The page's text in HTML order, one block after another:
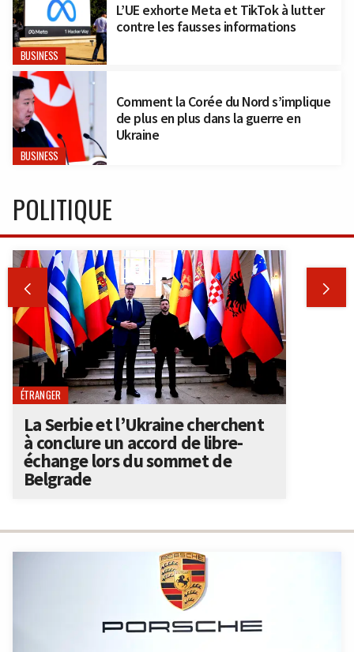
BUSINESS
L’UE exhorte Meta et TikTok à lutter
contre les fausses informations
BUSINESS
Comment la Corée du Nord s’implique
de plus en plus dans la guerre en
Ukraine
POLITIQUE
 
ÉTRANGER
La Serbie et l’Ukraine cherchent
à conclure un accord de libre-
échange lors du sommet de
Belgrade